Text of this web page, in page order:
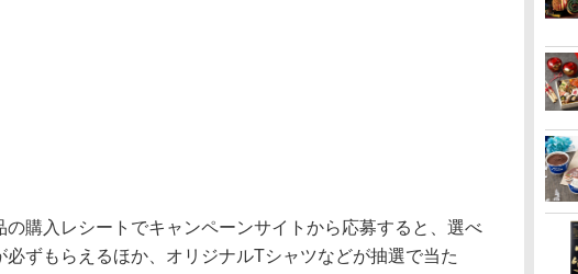
購入レシートでキャンペーンサイトから応募すると、選べ
必ずもらえるほか、オリジナルTシャツなどが抽選で当た